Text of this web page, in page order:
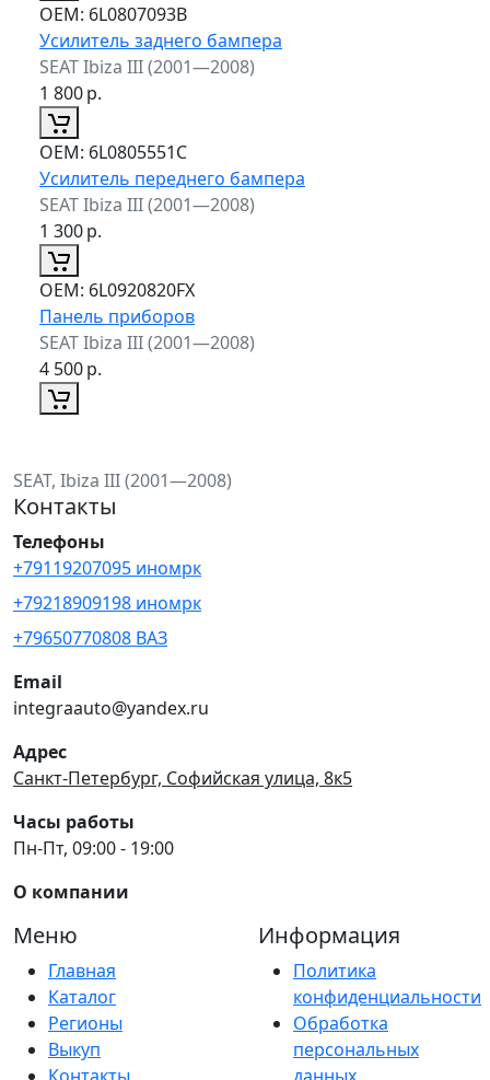
ОЕМ: 6L0807093B
Усилитель заднего бампера
SEAT Ibiza III (2001—2008)
1 800р.
ОЕМ: 6L0805551C
Усилитель переднего бампера
SEAT Ibiza III (2001—2008)
1 300р.
ОЕМ: 6L0920820FX
Панель приборов
SEAT Ibiza III (2001—2008)
4 500р.
SEAT, Ibiza III (2001—2008)
Контакты
Телефоны
+79119207095 иномрк
+79218909198 иномрк
+79650770808 ВАЗ
Email
integraauto@yandex.ru
Адрес
Санкт-Петербург, Софийская улица, 8к5
Часы работы
Пн-Пт, 09:00 - 19:00
О компании
Меню
Главная
Каталог
Регионы
Выкуп
Информация
Политика
конфиденциальности
Обработка
персональных